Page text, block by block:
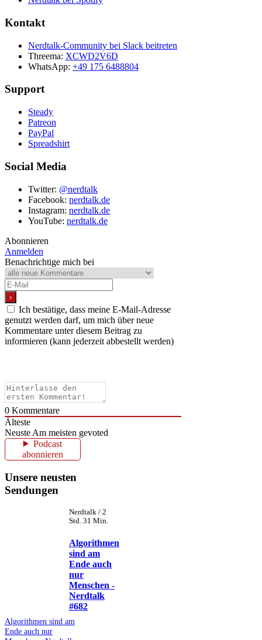
Kontakt
Nerdtalk-Community bei Slack beitreten
Threema: XCWD2V6D
WhatsApp: +49 175 6488804
Support
Steady
Patreon
PayPal
Spreadshirt
Social Media
Twitter: @nerdtalk
Facebook: nerdtalk.de
Instagram: nerdtalk.de
YouTube: nerdtalk.de
Abonnieren
Anmelden
Benachrichtige mich bei
Ich bestätige, dass meine E-Mail-Adresse
genutzt werden darf, um mich über neue
Kommentare unter diesem Beitrag zu
informieren (kann jederzeit abbestellt werden)
0 Kommentare
Älteste
Neuste Am meisten gevoted
Podcast
abonnieren
Unsere neusten
Sendungen
Nerdtalk / 2
Std. 31 Min.
Algorithmen
sind am
Ende auch
nur
Menschen -
Nerdtalk
#682
Algorithmen sind am
Ende auch nur